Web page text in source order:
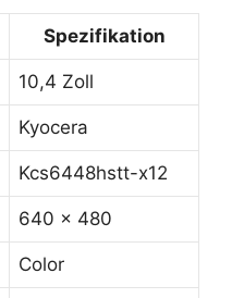
Spezifikation
10,4 Zoll
Kyocera
Kcs6448hstt-x12
640 x 480
Color